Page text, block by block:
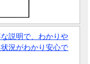
説明で、わかりや
況がわかり安心で